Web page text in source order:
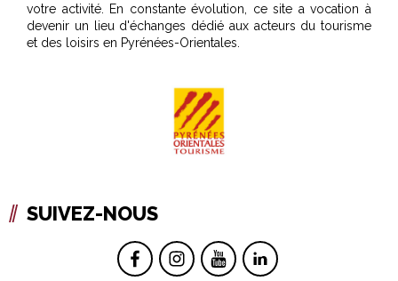
votre activité. En constante évolution, ce site a vocation à
devenir un lieu d'échanges dédié aux acteurs du tourisme
et des loisirs en Pyrénées-Orientales.
SUIVEZ-NOUS